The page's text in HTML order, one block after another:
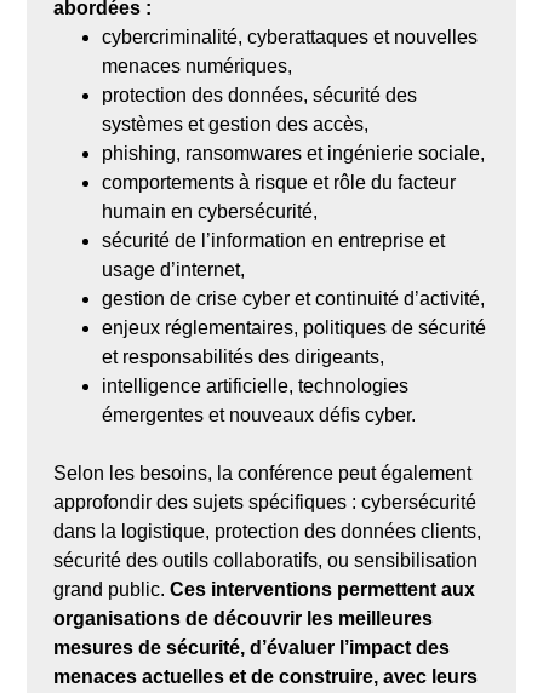
abordées :
cybercriminalité, cyberattaques et nouvelles
menaces numériques,
protection des données, sécurité des
systèmes et gestion des accès,
phishing, ransomwares et ingénierie sociale,
comportements à risque et rôle du facteur
humain en cybersécurité,
sécurité de l’information en entreprise et
usage d’internet,
gestion de crise cyber et continuité d’activité,
enjeux réglementaires, politiques de sécurité
et responsabilités des dirigeants,
intelligence artificielle, technologies
émergentes et nouveaux défis cyber.
Selon les besoins, la conférence peut également
approfondir des sujets spécifiques : cybersécurité
dans la logistique, protection des données clients,
sécurité des outils collaboratifs, ou sensibilisation
grand public.Ces interventions permettent aux
organisations de découvrir les meilleures
mesures de sécurité, d’évaluer l’impact des
menaces actuelles et de construire, avec leurs